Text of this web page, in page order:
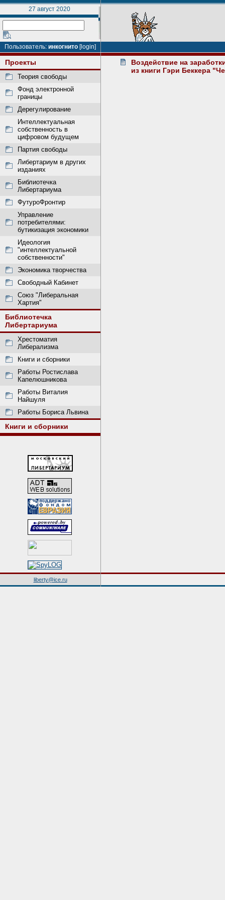
27 август 2020
Пользователь: инкогнито [login]
Проекты
Теория свободы
Фонд электронной
границы
Дерегулирование
Интеллектуальная
собственность в
цифровом будущем
Партия свободы
Либертариум в других
изданиях
Библиотечка
Либертариума
ФутуроФронтир
Управление
потребителями:
бутикизация экономики
Идеология
"интеллектуальной
собственности"
Экономика творчества
Свободный Кабинет
Союз "Либеральная
Хартия"
Библиотечка
Либертариума
Хрестоматия
Либерализма
Книги и сборники
Работы Ростислава
Капелюшникова
Работы Виталия
Найшуля
Работы Бориса Львина
Книги и сборники
Воздействие на
из книги Гэри Беккера
liberty@ice.ru